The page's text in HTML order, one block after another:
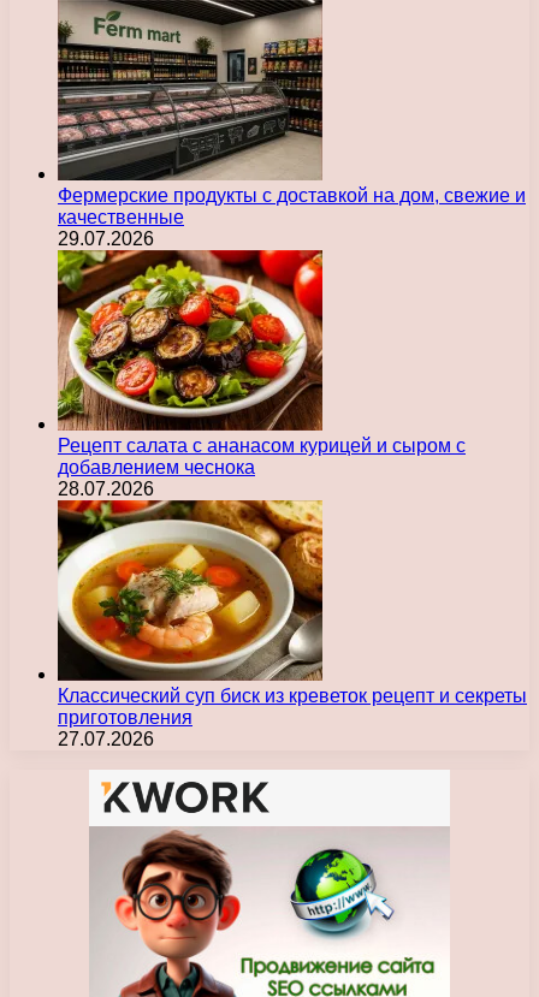
Фермерские продукты с доставкой на дом, свежие и
качественные
29.07.2026
Рецепт салата с ананасом курицей и сыром с
добавлением чеснока
28.07.2026
Классический суп биск из креветок рецепт и секреты
приготовления
27.07.2026